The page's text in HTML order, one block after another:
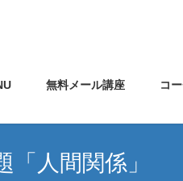
無料メール講座 コ
「人間関係」